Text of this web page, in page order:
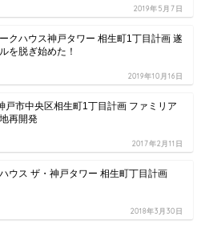
2019年5月7日
クハウス神戸タワー 相生町1丁目計画 遂
を脱ぎ始めた！
2019年10月16日
戸市中央区相生町1丁目計画 ファミリア
再開発
2017年2月11日
ウス ザ・神戸タワー 相生町丁目計画
2018年3月30日